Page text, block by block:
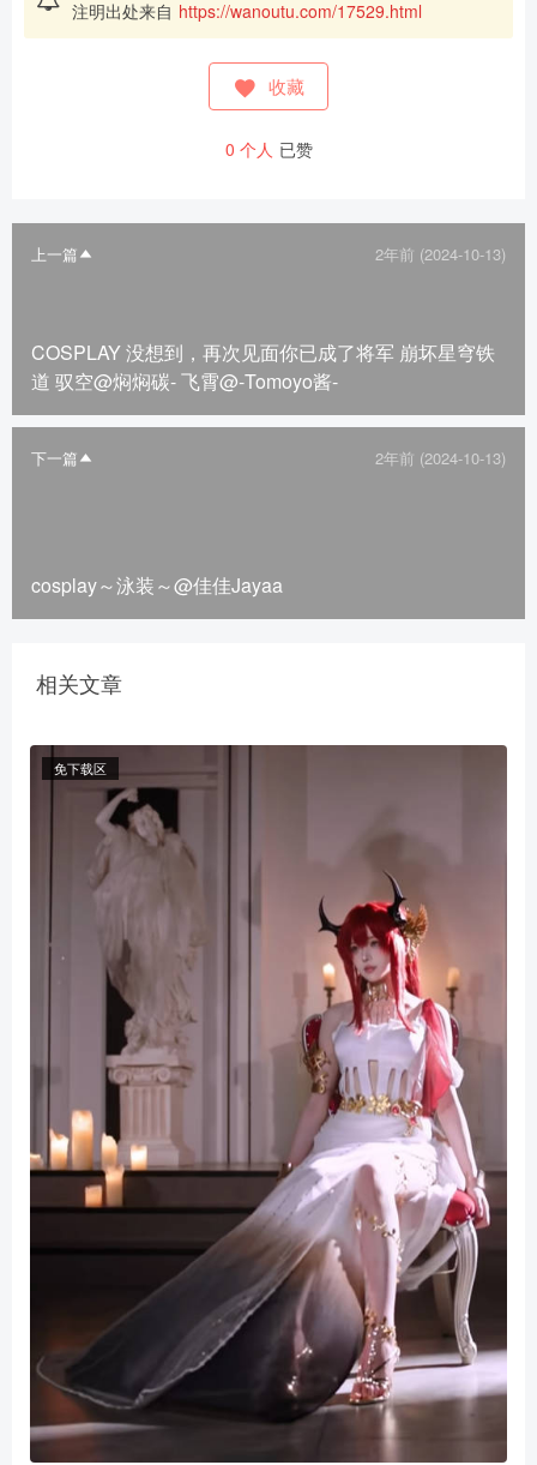
注明出处来自 https://wanoutu.com/17529.html
收藏
0 个人 已赞
上一篇 2年前 (2024-10-13)
COSPLAY 没想到，再次见面你已成了将军 崩坏星穹铁
道 驭空@焖焖碳- 飞霄@-Tomoyo酱-
下一篇 2年前 (2024-10-13)
cosplay～泳装～@佳佳Jayaa
相关文章
免下载区